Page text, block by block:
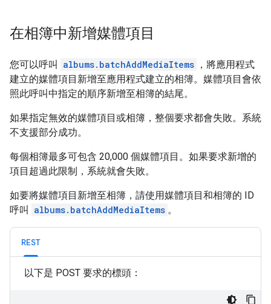
在相簿中新增媒體項目
您可以呼叫 albums.batchAddMediaItems ，將應用程式
建立的媒體項目新增至應用程式建立的相簿。媒體項目會依
照此呼叫中指定的順序新增至相簿的結尾。
如果指定無效的媒體項目或相簿，整個要求都會失敗。系統
不支援部分成功。
每個相簿最多可包含 20,000 個媒體項目。如果要求新增的
項目超過此限制，系統就會失敗。
如要將媒體項目新增至相簿，請使用媒體項目和相簿的 ID
呼叫
albums.batchAddMediaItems 。
REST
以下是 POST 要求的標頭：